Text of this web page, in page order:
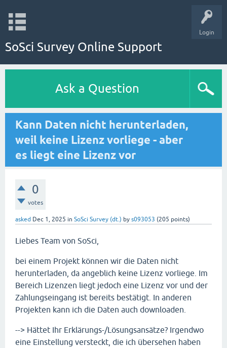
Login
SoSci Survey Online Support
Ask a Question
Kann Daten nicht herunterladen,
weil keine Lizenz vorliege - aber
es liegt eine Lizenz vor
0
votes
asked Dec 1, 2025 in SoSci Survey (dt.) by s093053 (205 points)
Liebes Team von SoSci,
bei einem Projekt können wir die Daten nicht
herunterladen, da angeblich keine Lizenz vorliege. Im
Bereich Lizenzen liegt jedoch eine Lizenz vor und der
Zahlungseingang ist bereits bestätigt. In anderen
Projekten kann ich die Daten auch downloaden.
--> Hättet Ihr Erklärungs-/Lösungsansätze? Irgendwo
eine Einstellung versteckt, die ich übersehen haben